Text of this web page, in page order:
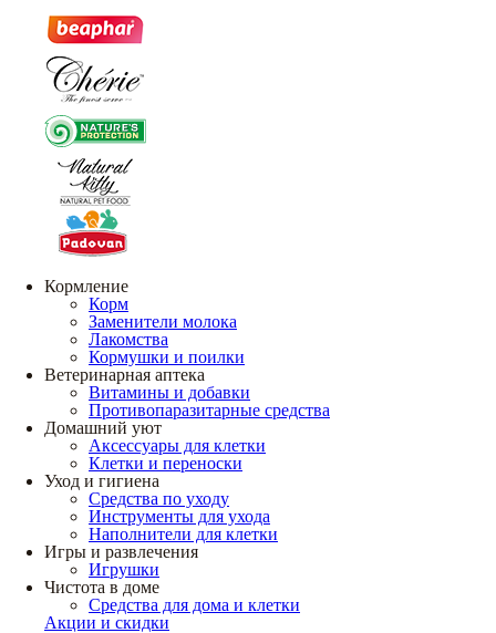
Кормление
Корм
Заменители молока
Лакомства
Кормушки и поилки
Ветеринарная аптека
Витамины и добавки
Противопаразитарные средства
Домашний уют
Аксессуары для клетки
Клетки и переноски
Уход и гигиена
Средства по уходу
Инструменты для ухода
Наполнители для клетки
Игры и развлечения
Игрушки
Чистота в доме
Средства для дома и клетки
Акции и скидки